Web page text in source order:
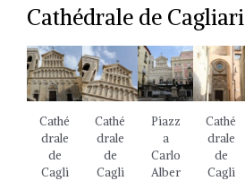
Cathédrale de Cagliari
Cathé
drale
de
Cagli
Cathé
drale
de
Cagli
Piazz
a
Carlo
Alber
Cathé
drale
de
Cagli